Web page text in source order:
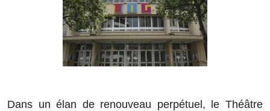
Dans un élan de renouveau perpétuel, le Théâtre